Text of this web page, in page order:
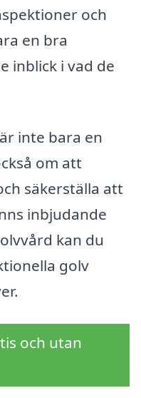
och
en bra
inblick i vad de
inte bara en
om att
säkerställa att
inbjudande
kan du
golv
och utan